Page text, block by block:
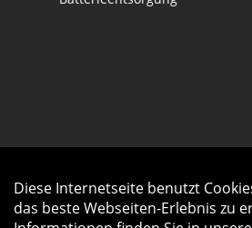
Diese Internetseite benutzt
das beste Webseiten-Erlebnis zu